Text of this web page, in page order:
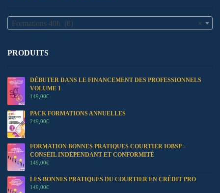
×
Formations 40h (8)
PRODUITS
DÉBUTER DANS LE FINANCEMENT DES PROFESSIONNELS
VOLUME 1
149,00€
PACK FORMATIONS ANNUELLES
249,00€
FORMATION BONNES PRATIQUES COURTIER IOBSP –
CONSEIL INDÉPENDANT ET CONFORMITÉ
149,00€
LES BONNES PRATIQUES DU COURTIER EN CRÉDIT PRO
149,00€